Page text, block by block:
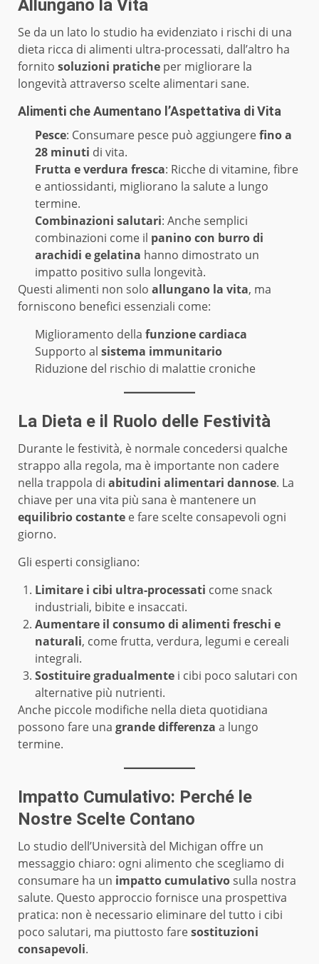
Allungano la Vita
Se da un lato lo studio ha evidenziato i rischi di una
dieta ricca di alimenti ultra-processati, dall’altro ha
fornito soluzioni pratiche per migliorare la
longevità attraverso scelte alimentari sane.
Alimenti che Aumentano l’Aspettativa di Vita
Pesce: Consumare pesce può aggiungerefino a
28 minuti di vita.
Frutta e verdura fresca: Ricche di vitamine, fibre
e antiossidanti, migliorano la salute a lungo
termine.
Combinazioni salutari: Anche semplici
combinazioni come il panino con burro di
arachidi e gelatina hanno dimostrato un
impatto positivo sulla longevità.
Questi alimenti non solo allungano la vita, ma
forniscono benefici essenziali come:
Miglioramento della funzione cardiaca
Supporto al sistema immunitario
Riduzione del rischio di malattie croniche
La Dieta e il Ruolo delle Festività
Durante le festività, è normale concedersi qualche
strappo alla regola, ma è importante non cadere
nella trappola di abitudini alimentari dannose. La
chiave per una vita più sana è mantenere un
equilibrio costante e fare scelte consapevoli ogni
giorno.
Gli esperti consigliano:
Limitare i cibi ultra-processati come snack
industriali, bibite e insaccati.
Aumentare il consumo di alimenti freschi e
naturali, come frutta, verdura, legumi e cereali
integrali.
Sostituire gradualmente i cibi poco salutari con
alternative più nutrienti.
Anche piccole modifiche nella dieta quotidiana
possono fare una grande differenza a lungo
termine.
Impatto Cumulativo: Perché le
Nostre Scelte Contano
Lo studio dell’Università del Michigan offre un
messaggio chiaro: ogni alimento che scegliamo di
consumare ha un impatto cumulativosulla nostra
salute. Questo approccio fornisce una prospettiva
pratica: non è necessario eliminare del tutto i cibi
poco salutari, ma piuttosto faresostituzioni
consapevoli.